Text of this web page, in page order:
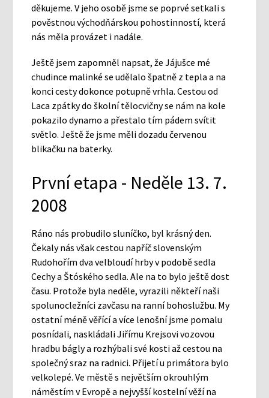
děkujeme. V jeho osobě jsme se poprvé setkali s
pověstnou východňárskou pohostinností, která
nás měla provázet i nadále.
Ještě jsem zapomněl napsat, že Jájušce mé
chudince malinké se udělalo špatně z tepla a na
konci cesty dokonce potupně vrhla. Cestou od
Laca zpátky do školní tělocvičny se nám na kole
pokazilo dynamo a přestalo tím pádem svítit
světlo. Ještě že jsme měli dozadu červenou
blikačku na baterky.
První etapa - Neděle 13. 7.
2008
Ráno nás probudilo sluníčko, byl krásný den.
Čekaly nás však cestou napříč slovenským
Rudohořím dva velbloudí hrby v podobě sedla
Cechy a Štóského sedla. Ale na to bylo ještě dost
času. Protože byla neděle, vyrazili někteří naši
spolunocležníci zavčasu na ranní bohoslužbu. My
ostatní méně věřící a více lenošní jsme pomalu
posnídali, naskládali Jiřímu Krejsovi vozovou
hradbu bágly a rozhýbali své kosti až cestou na
společný sraz na radnici. Přijetí u primátora bylo
velkolepé. Ve městě s největším okrouhlým
náměstím v Evropě a nejvyšší kostelní věží na